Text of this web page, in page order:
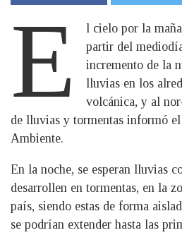
E
l cielo por la
partir del
incremento de la
lluvias en los
volcánica, y al
de lluvias y tormentas informó
Ambiente.
En la noche, se esperan lluvias
desarrollen en tormentas, en la
país, siendo estas de forma
se podrían extender hasta las